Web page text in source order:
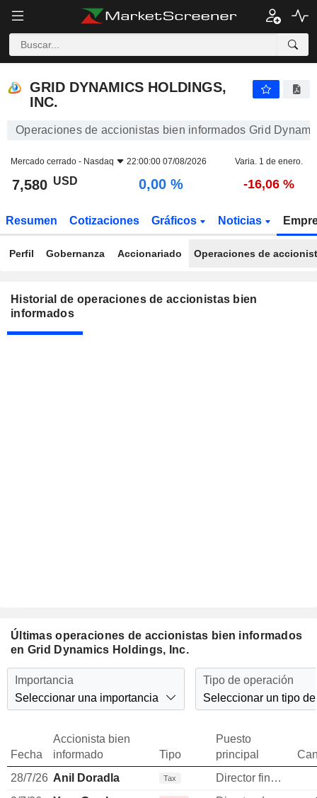
GRID DYNAMICS HOLDINGS, INC.
GRID DYNAMICS HOLDINGS,
INC.
Operaciones de accionistas bien informados Grid
Mercado cerrado - Nasdaq 22:00:00 07/08/2026 Varia. 1 de enero.
7,580 USD 0,00 % -16,06 %
Resumen Cotizaciones Gráficos Noticias
Perfil Gobernanza Accionariado Operaciones de
Historial de operaciones de accionistas bien
informados
Últimas operaciones de accionistas bien informados
en Grid Dynamics Holdings, Inc.
Importancia
Seleccionar una importancia
Tipo de operación
Seleccionar un tipo
Fecha
Accionista bien
informado
Tipo
Puesto
principal
28/7/26 Anil Doradla Tax
Director financiero